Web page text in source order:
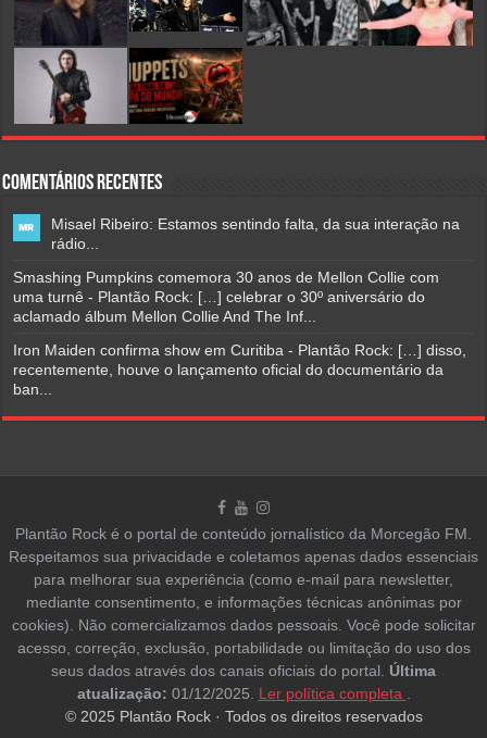
Comentários Recentes
Misael Ribeiro: Estamos sentindo falta, da sua interação na
rádio...
Smashing Pumpkins comemora 30 anos de Mellon Collie com
uma turnê - Plantão Rock: […] celebrar o 30º aniversário do
aclamado álbum Mellon Collie And The Inf...
Iron Maiden confirma show em Curitiba - Plantão Rock: […] disso,
recentemente, houve o lançamento oficial do documentário da
ban...
Plantão Rock é o portal de conteúdo jornalístico da Morcegão FM.
Respeitamos sua privacidade e coletamos apenas dados essenciais
para melhorar sua experiência (como e-mail para newsletter,
mediante consentimento, e informações técnicas anônimas por
cookies). Não comercializamos dados pessoais. Você pode solicitar
acesso, correção, exclusão, portabilidade ou limitação do uso dos
seus dados através dos canais oficiais do portal. Última
atualização: 01/12/2025. Ler política completa .
© 2025 Plantão Rock · Todos os direitos reservados